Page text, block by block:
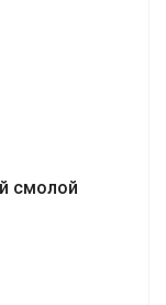
смолой